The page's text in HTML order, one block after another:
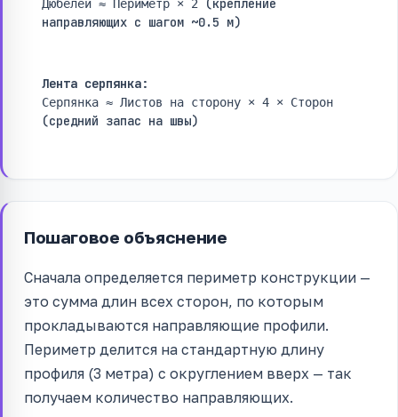
Дюбелей ≈ Периметр × 2 (крепление
направляющих с шагом ~0.5 м)
Лента серпянка:
Серпянка ≈ Листов на сторону × 4 × Сторон
(средний запас на швы)
Пошаговое объяснение
Сначала определяется периметр конструкции —
это сумма длин всех сторон, по которым
прокладываются направляющие профили.
Периметр делится на стандартную длину
профиля (3 метра) с округлением вверх — так
получаем количество направляющих.